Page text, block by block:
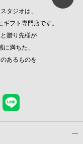
タジオは、
フト専門店です。
贈り先様が
満ちた、
あるものを